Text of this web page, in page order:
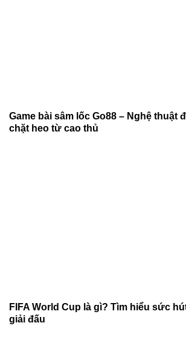
Game bài sâm lốc Go88 – Nghệ thuật
chặt heo từ cao thủ
FIFA World Cup là gì? Tìm hiểu sức
giải đấu